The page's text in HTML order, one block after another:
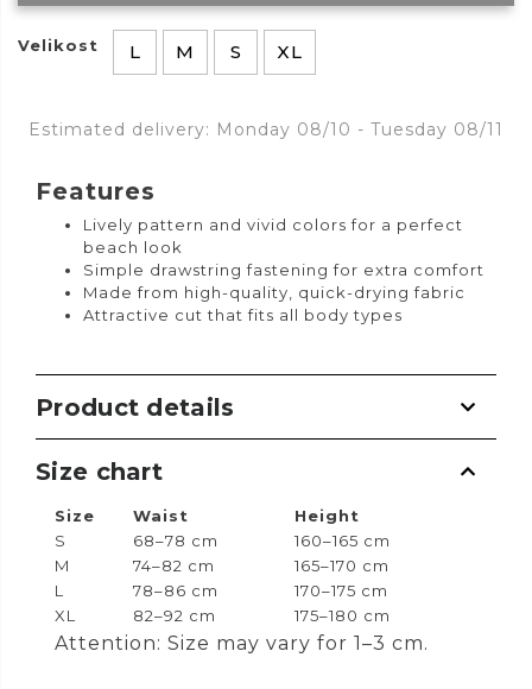
Velikost L M S XL
Estimated delivery: Monday 08/10 - Tuesday 08/11
Features
Lively pattern and vivid colors for a perfect
beach look
Simple drawstring fastening for extra comfort
Made from high-quality, quick-drying fabric
Attractive cut that fits all body types
Product details
Size chart
Size Waist
Height
S
68–78 cm
160–165 cm
M
74–82 cm
165–170 cm
L
78–86 cm
170–175 cm
XL
82–92 cm 175–180 cm
Attention: Size may vary for 1–3 cm.